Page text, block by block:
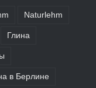
Naturlehm
Глина
в Берлине